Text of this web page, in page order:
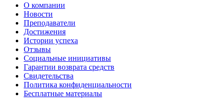
О компании
Новости
Преподаватели
Достижения
Истории успеха
Отзывы
Социальные инициативы
Гарантии возврата средств
Свидетельства
Политика конфиденциальности
Бесплатные материалы